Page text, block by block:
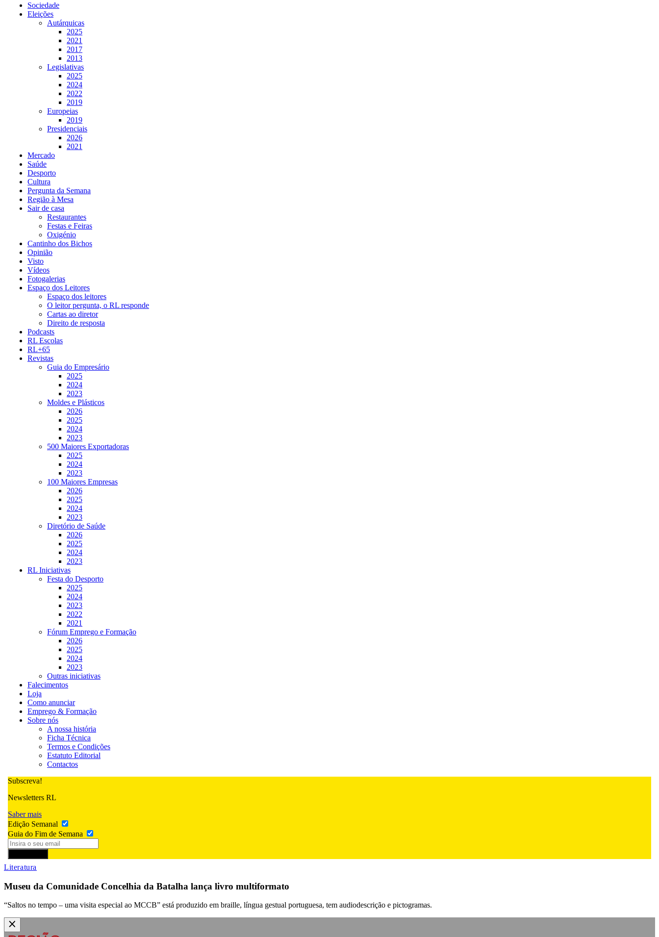
Sociedade
Eleições
Autárquicas
2025
2021
2017
2013
Legislativas
2025
2024
2022
2019
Europeias
2019
Presidenciais
2026
2021
Mercado
Saúde
Desporto
Cultura
Pergunta da Semana
Região à Mesa
Sair de casa
Restaurantes
Festas e Feiras
Oxigénio
Cantinho dos Bichos
Opinião
Visto
Vídeos
Fotogalerias
Espaço dos Leitores
Espaço dos leitores
O leitor pergunta, o RL responde
Cartas ao diretor
Direito de resposta
Podcasts
RL Escolas
RL+65
Revistas
Guia do Empresário
2025
2024
2023
Moldes e Plásticos
2026
2025
2024
2023
500 Maiores Exportadoras
2025
2024
2023
100 Maiores Empresas
2026
2025
2024
2023
Diretório de Saúde
2026
2025
2024
2023
RL Iniciativas
Festa do Desporto
2025
2024
2023
2022
2021
Fórum Emprego e Formação
2026
2025
2024
2023
Outras iniciativas
Falecimentos
Loja
Como anunciar
Emprego & Formação
Sobre nós
A nossa história
Ficha Técnica
Termos e Condições
Estatuto Editorial
Contactos
Subscreva!
Newsletters RL
Saber mais
Edição Semanal
Guia do Fim de Semana
Literatura
Museu da Comunidade Concelhia da Batalha lança livro multiformato
“Saltos no tempo – uma visita especial ao MCCB” está produzido em braille, língua gestual portuguesa, tem audiodescrição e pictogramas.